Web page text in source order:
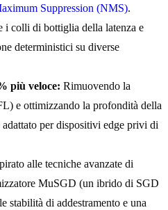
Suppression (NMS).
i colli di bottiglia della latenza e
deterministici su diverse
più veloce: Rimuovendo la
e ottimizzando la profondità della
per dispositivi edge privi di
alle tecniche avanzate di
MuSGD (un ibrido di SGD
stabilità di addestramento e una